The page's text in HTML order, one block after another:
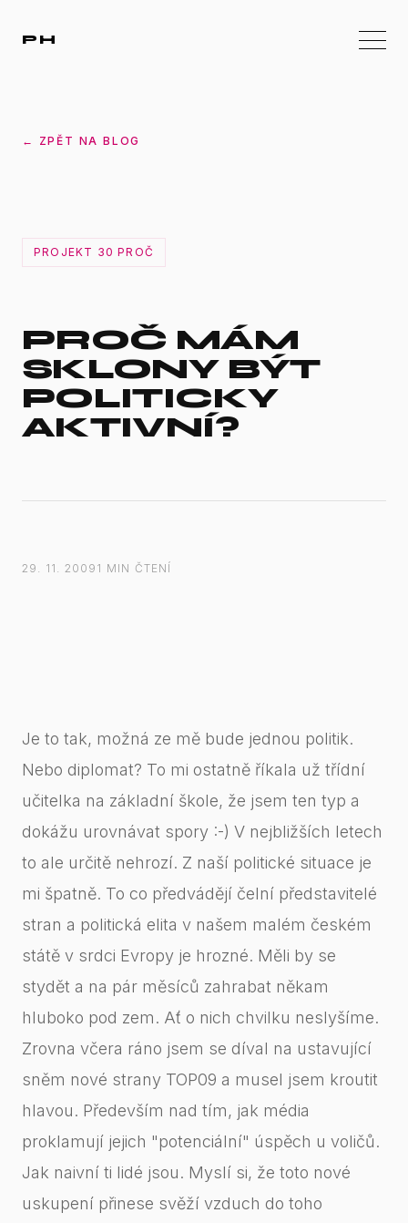
PH
← ZPĚT NA BLOG
PROJEKT 30 PROČ
PROČ MÁM
SKLONY BÝT
POLITICKY
AKTIVNÍ?
29. 11. 2009 1 MIN ČTENÍ
Je to tak, možná ze mě bude jednou politik.
Nebo diplomat? To mi ostatně říkala už třídní
učitelka na základní škole, že jsem ten typ a
dokážu urovnávat spory :-) V nejbližších letech
to ale určitě nehrozí. Z naší politické situace je
mi špatně. To co předvádějí čelní představitelé
stran a politická elita v našem malém českém
státě v srdci Evropy je hrozné. Měli by se
stydět a na pár měsíců zahrabat někam
hluboko pod zem. Ať o nich chvilku neslyšíme.
Zrovna včera ráno jsem se díval na ustavující
sněm nové strany TOP09 a musel jsem kroutit
hlavou. Především nad tím, jak média
proklamují jejich "potenciální" úspěch u voličů.
Jak naivní ti lidé jsou. Myslí si, že toto nové
uskupení přinese svěží vzduch do toho